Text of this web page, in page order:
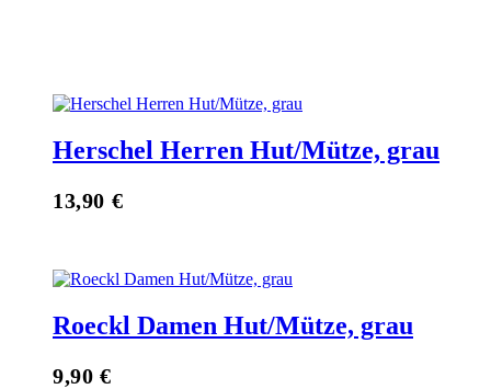
Herschel Herren Hut/Mütze, grau
13,90 €
Roeckl Damen Hut/Mütze, grau
9,90 €